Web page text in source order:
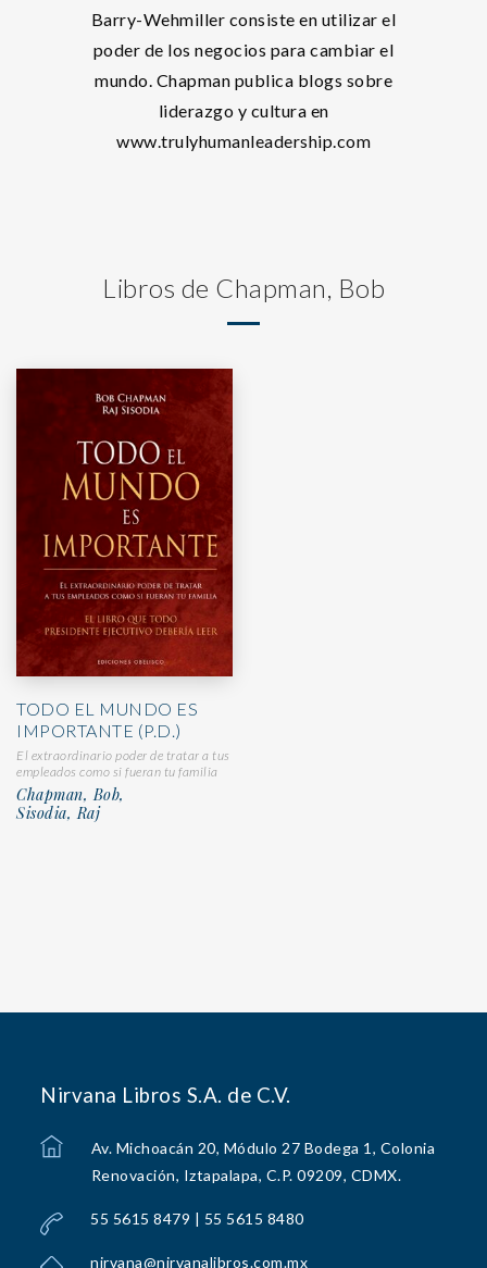
Barry-Wehmiller consiste en utilizar el
poder de los negocios para cambiar el
mundo. Chapman publica blogs sobre
liderazgo y cultura en
www.trulyhumanleadership.com
Libros de Chapman, Bob
TODO EL MUNDO ES
IMPORTANTE (P.D.)
El extraordinario poder de tratar a tus
empleados como si fueran tu familia
Chapman, Bob,
Sisodia, Raj
Nirvana Libros S.A. de C.V.
Av. Michoacán 20, Módulo 27 Bodega 1, Colonia
Renovación, Iztapalapa, C.P. 09209, CDMX.
55 5615 8479 | 55 5615 8480
nirvana@nirvanalibros.com.mx